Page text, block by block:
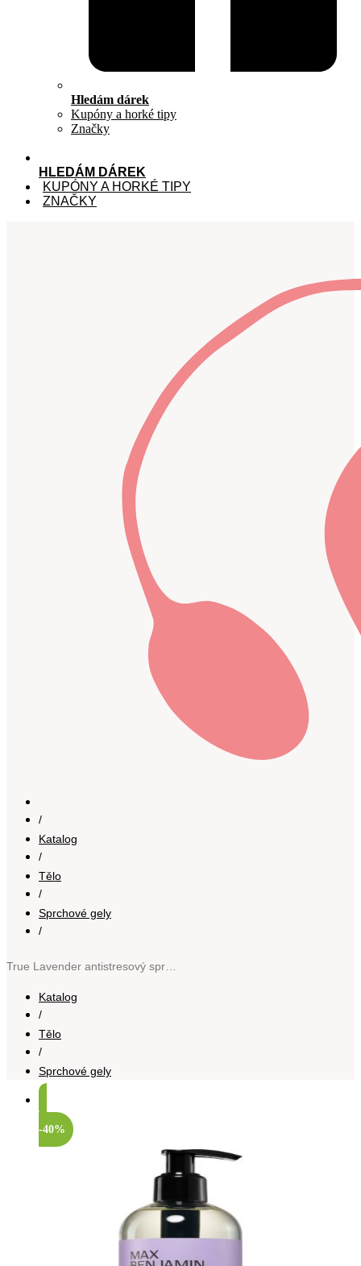
Hledám dárek
Kupóny a horké tipy
Značky
HLEDÁM DÁREK
KUPÓNY A HORKÉ TIPY
ZNAČKY
/
Katalog
/
Tělo
/
Sprchové gely
/
Katalog
/
Tělo
/
Sprchové gely
-40%